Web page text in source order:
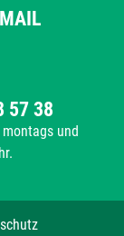
57 38
und